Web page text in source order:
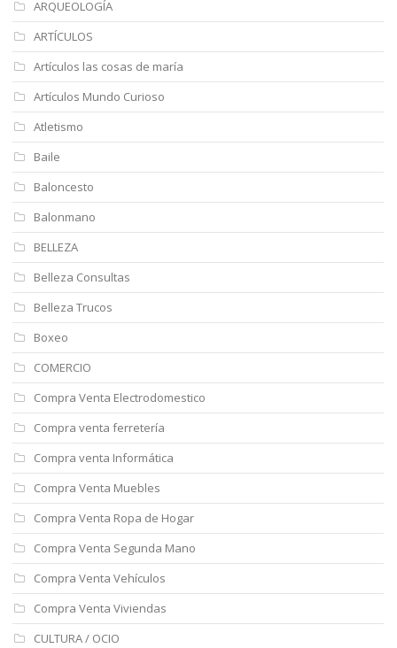
ARQUEOLOGÍA
ARTÍCULOS
Artículos las cosas de maría
Artículos Mundo Curioso
Atletismo
Baile
Baloncesto
Balonmano
BELLEZA
Belleza Consultas
Belleza Trucos
Boxeo
COMERCIO
Compra Venta Electrodomestico
Compra venta ferretería
Compra venta Informática
Compra Venta Muebles
Compra Venta Ropa de Hogar
Compra Venta Segunda Mano
Compra Venta Vehículos
Compra Venta Viviendas
CULTURA / OCIO